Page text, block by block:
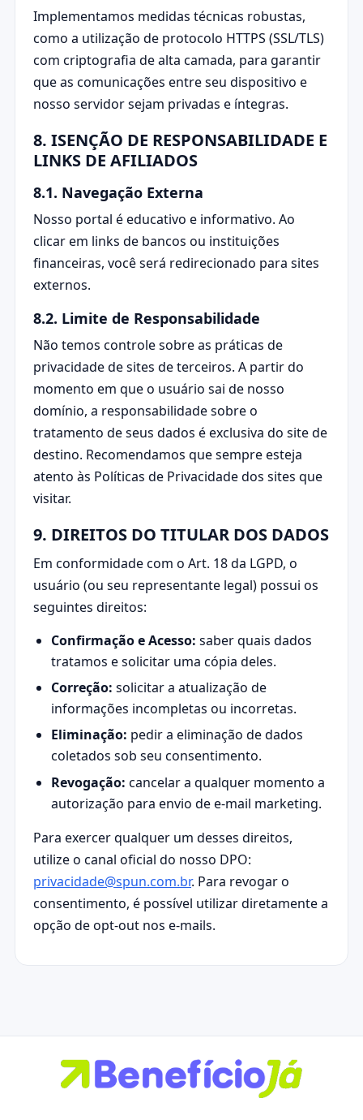
Implementamos medidas técnicas robustas,
como a utilização de protocolo HTTPS (SSL/TLS)
com criptografia de alta camada, para garantir
que as comunicações entre seu dispositivo e
nosso servidor sejam privadas e íntegras.
8. ISENÇÃO DE RESPONSABILIDADE E
LINKS DE AFILIADOS
8.1. Navegação Externa
Nosso portal é educativo e informativo. Ao
clicar em links de bancos ou instituições
financeiras, você será redirecionado para sites
externos.
8.2. Limite de Responsabilidade
Não temos controle sobre as práticas de
privacidade de sites de terceiros. A partir do
momento em que o usuário sai de nosso
domínio, a responsabilidade sobre o
tratamento de seus dados é exclusiva do site de
destino. Recomendamos que sempre esteja
atento às Políticas de Privacidade dos sites que
visitar.
9. DIREITOS DO TITULAR DOS DADOS
Em conformidade com o Art. 18 da LGPD, o
usuário (ou seu representante legal) possui os
seguintes direitos:
Confirmação e Acesso: saber quais dados
tratamos e solicitar uma cópia deles.
Correção: solicitar a atualização de
informações incompletas ou incorretas.
Eliminação: pedir a eliminação de dados
coletados sob seu consentimento.
Revogação: cancelar a qualquer momento a
autorização para envio de e-mail marketing.
Para exercer qualquer um desses direitos,
utilize o canal oficial do nosso DPO:
privacidade@spun.com.br. Para revogar o
consentimento, é possível utilizar diretamente a
opção de opt-out nos e-mails.